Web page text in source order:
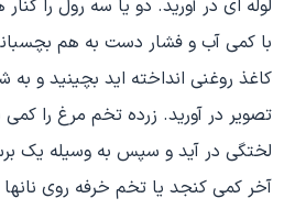
لوله ای در آورید. دو یا سه رول را
با کمی آب و فشار دست به هم
کاغذ روغنی انداخته اید بچینید و
تصویر در آورید. زرده تخم مرغ را کمی
لختگی در آید و سپس به وسیله یک
آخر کمی کنجد یا تخم خرفه روی نانها